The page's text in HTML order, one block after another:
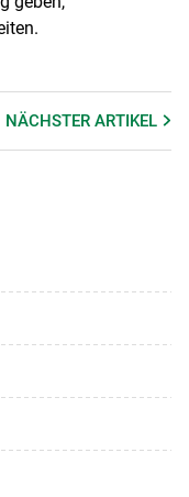
NÄCHSTERARTIKEL